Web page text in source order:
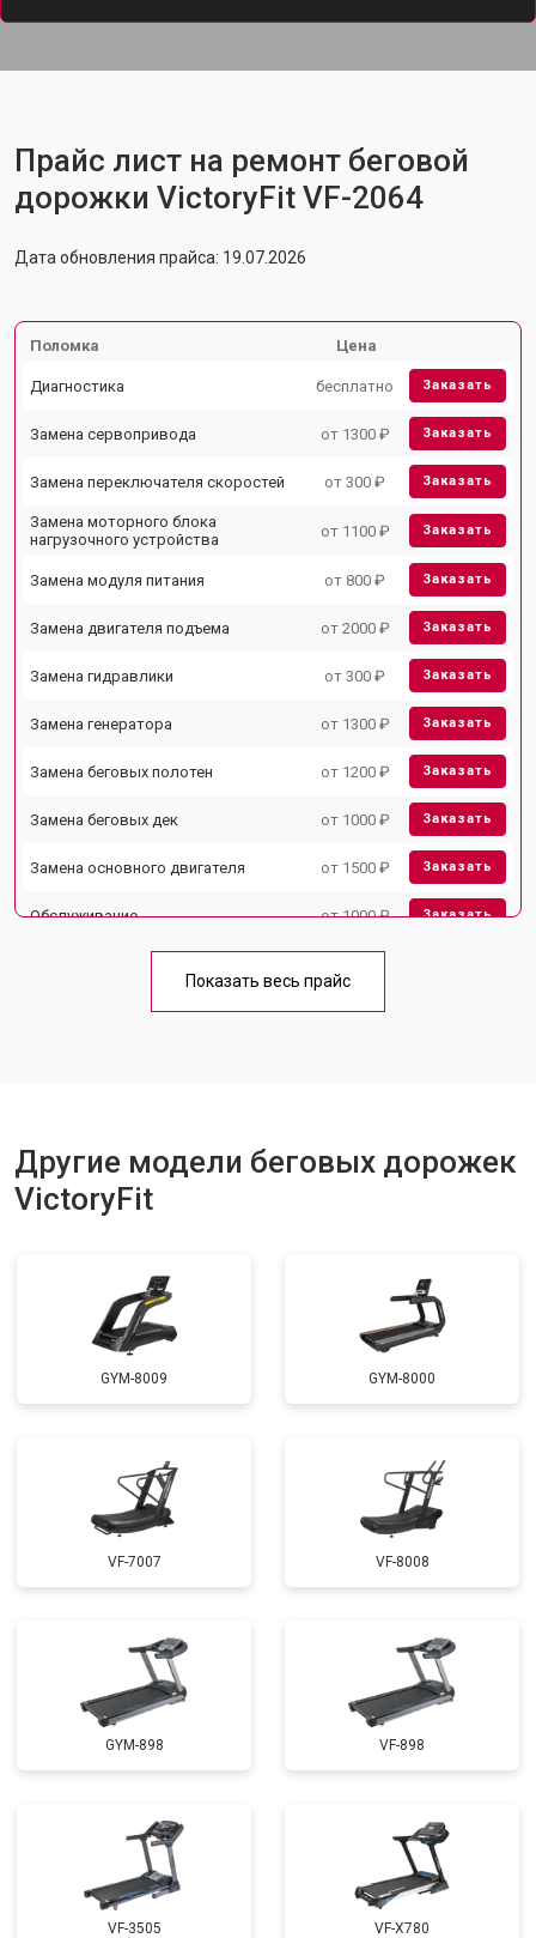
Прайс лист на ремонт беговой
дорожки VictoryFit VF-2064
Дата обновления прайса: 19.07.2026
Поломка Цена
Диагностика бесплатно Заказать
Замена сервопривода от 1300 ₽ Заказать
Замена переключателя скоростей от 300 ₽ Заказать
Замена моторного блока
нагрузочного устройства
от 1100 ₽ Заказать
Замена модуля питания от 800 ₽ Заказать
Замена двигателя подъема от 2000 ₽ Заказать
Замена гидравлики от 300 ₽ Заказать
Замена генератора от 1300 ₽ Заказать
Замена беговых полотен от 1200 ₽ Заказать
Замена беговых дек от 1000 ₽ Заказать
Замена основного двигателя от 1500 ₽ Заказать
Обслуживание от 1000 ₽ Заказать
Замена блока питания от 1000 ₽
Показать весь прайс
Другие модели беговых дорожек
VictoryFit
GYM-8009 GYM-8000
VF-7007 VF-8008
GYM-898 VF-898
VF-3505 VF-X780